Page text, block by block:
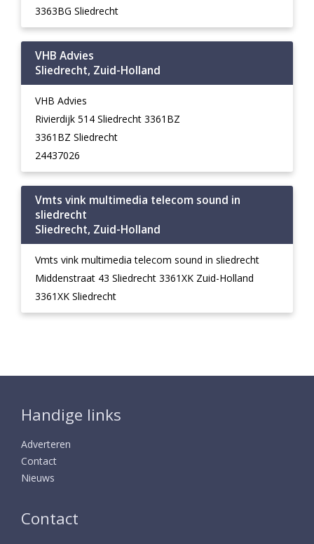
3363BG Sliedrecht
VHB Advies
Sliedrecht, Zuid-Holland
VHB Advies
Rivierdijk 514 Sliedrecht 3361BZ
3361BZ Sliedrecht
24437026
Vmts vink multimedia telecom sound in
sliedrecht
Sliedrecht, Zuid-Holland
Vmts vink multimedia telecom sound in sliedrecht
Middenstraat 43 Sliedrecht 3361XK Zuid-Holland
3361XK Sliedrecht
Handige links
Adverteren
Contact
Nieuws
Contact